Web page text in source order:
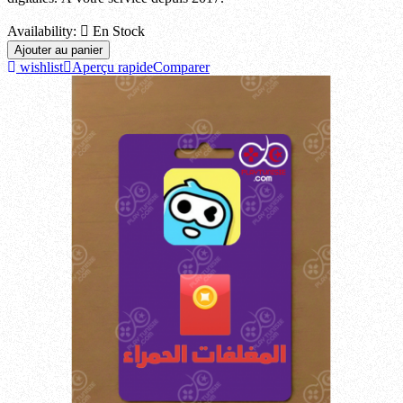
Availability:  En Stock
Ajouter au panier
wishlist Aperçu rapideComparer